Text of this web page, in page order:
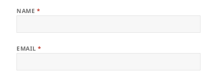
NAME *
EMAIL*